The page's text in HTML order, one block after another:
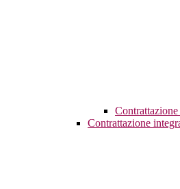
Contrattazione